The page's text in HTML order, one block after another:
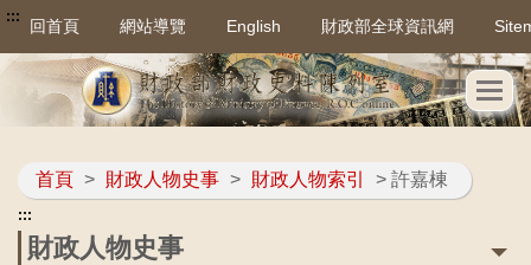
::: 回首頁 網站導覽 English 財政部全球資訊網
首頁 > 財政人物史事 > 財政人物索引 > 許嘉棟
:::
財政人物史事